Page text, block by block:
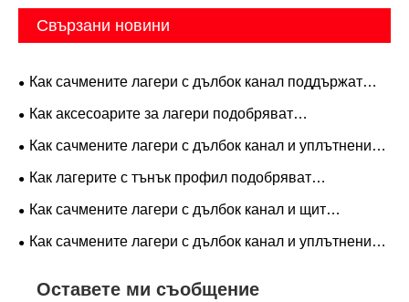
Свързани новини
Как сачмените лагери с дълбок канал поддържат
съвременната промишлена производителност?
Как аксесоарите за лагери подобряват
съвременните прецизни инженерни системи?
Как сачмените лагери с дълбок канал и уплътнение
подобряват надеждността на машината?
Как лагерите с тънък профил подобряват
прецизността и пространството в съвременните
Как сачмените лагери с дълбок канал и щит
подобряват надеждността на оборудването?
Как сачмените лагери с дълбок канал и уплътнение
приложения?
Оставете ми съобщение